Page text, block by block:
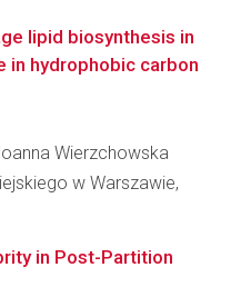
lipid biosynthesis in
in hydrophobic carbon
Wierzchowska
w Warszawie,
in Post-Partition